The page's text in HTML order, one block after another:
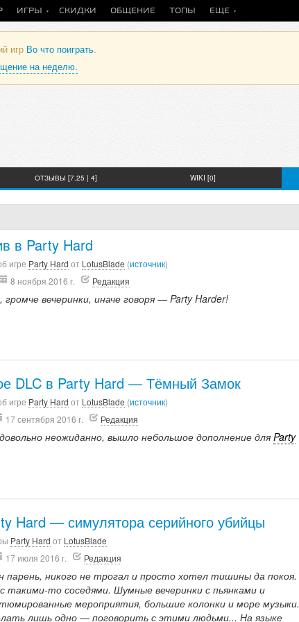
ИГРЫ СКИДКИ ОБЩЕНИЕ ТОПЫ ЕЩЕ
игр Во что поиграть.
на неделю.
ОТЗЫВЫ [7.25 | 4] WIKI [0]
в Party Hard
игре Party Hard от LotusBlade (источник)
8 ноября 2016 г. Редакция
вечеринки, иначе говоря — Party Harder!
DLC в Party Hard — Тёмный Замок
игре Party Hard от LotusBlade (источник)
17 сентября 2016 г. Редакция
неожиданно, вышло небольшое дополнение дляParty
Hard — симулятора серийного убийцы
Party Hard от LotusBlade
17 июля 2016 г. Редакция
парень, никого не трогал и просто хотел тишины да покоя.
такими-то соседями. Шумные вечеринки с пьянками и
мероприятия, большие колонки и море музыки.
лишь одно — поговорить с этими людьми... На языке